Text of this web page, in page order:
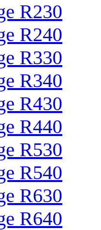
R230
R240
R330
R340
R430
R440
R530
R540
R630
R640